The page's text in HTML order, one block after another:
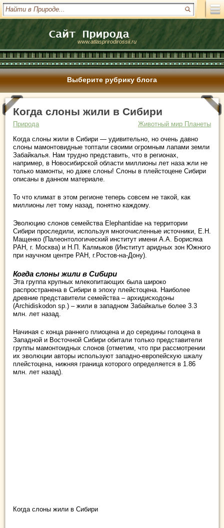
www.atlasprirodirossii.ru
Выберите рубрику блога
Когда слоны жили в Сибири
Природа
Животный мир Планеты
Когда слоны жили в Сибири — удивительно, но очень давно
слоны мамонтовидные топтали своими огромным лапами земли
Забайкалья. Нам трудно представить, что в регионах,
например, в Новосибирской области миллионы лет наза жли не
только мамонты, но даже слоны! Слоны в плейстоцене Сибири
описаны в данном материале.
То что климат в этом регионе теперь совсем не такой, как
миллионы лет тому назад, понятно каждому.
Эволюцию слонов семейства Elephantidae на территории
Сибири проследили, используя многочисленные источники, Е.Н.
Мащенко (Палеонтологический институт имени А.А. Борисяка
РАН, г. Москва) и Н.П. Калмыков (Институт аридных зон Южного
при научном центре РАН, г.Ростов-на-Дону).
Когда слоны жили в Сибири
Эта группа крупных млекопитающих была широко
распространена в Сибири в эпоху плейстоцена. Наиболее
древние представители семейства – архидискодоны
(Archidiskodon sp.) – жили в западном Забайкалье более 3.3
млн. лет назад.
Начиная с конца раннего плиоцена и до середины голоцена в
Западной и Восточной Сибири обитали только представители
группы мамонтоидных слонов (отметим, что при рассмотрении
их эволюции авторы используют западно-европейскую шкалу
плейстоцена, нижняя граница которого определяется в 1.86
млн. лет назад).
Когда слоны жили в Сибири